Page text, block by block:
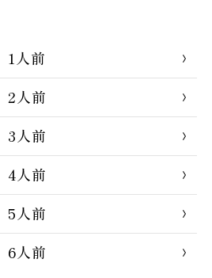
1人前
2人前
3人前
4人前
5人前
6人前